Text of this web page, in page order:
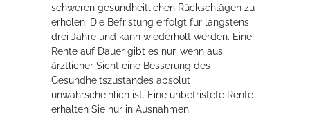
schweren gesundheitlichen Rückschlägen zu
erholen. Die Befristung erfolgt für längstens
drei Jahre und kann wiederholt werden. Eine
Rente auf Dauer gibt es nur, wenn aus
ärztlicher Sicht eine Besserung des
Gesundheitszustandes absolut
unwahrscheinlich ist. Eine unbefristete Rente
erhalten Sie nur in Ausnahmen.